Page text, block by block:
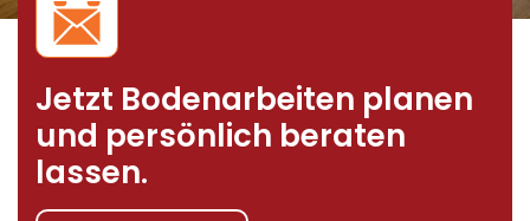
Jetzt Bodenarbeiten planen
und persönlich beraten
lassen.